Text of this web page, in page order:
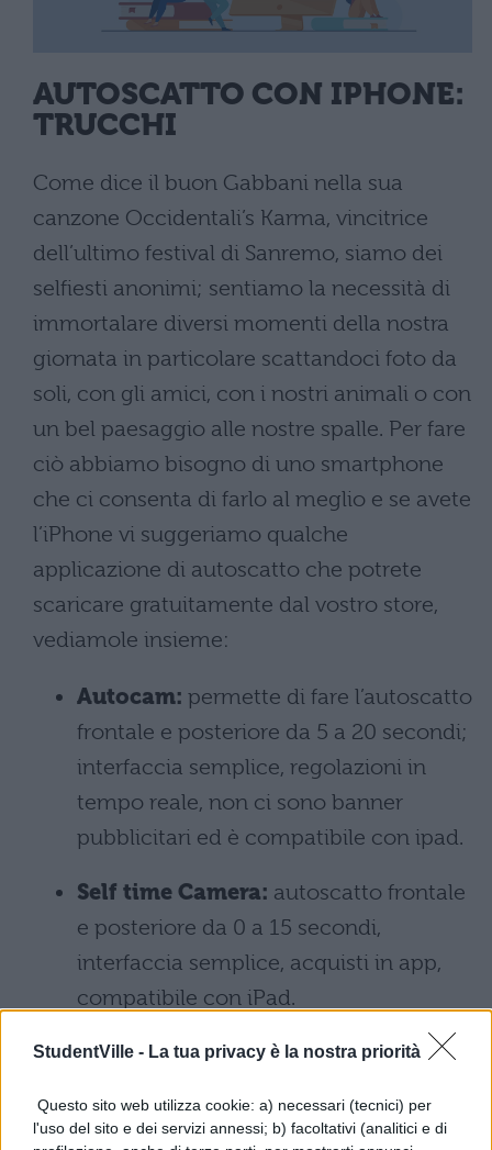
StudentVille - La tua privacy è la nostra priorità
Questo sito web utilizza cookie: a) necessari (tecnici) per
l'uso del sito e dei servizi annessi; b) facoltativi (analitici e di
AUTOSCATTO CON IPHONE:
TRUCCHI
Come dice il buon Gabbani nella sua
canzone Occidentali’s Karma, vincitrice
dell’ultimo festival di Sanremo, siamo dei
selfiesti anonimi; sentiamo la necessità di
immortalare diversi momenti della nostra
giornata in particolare scattandoci foto da
soli, con gli amici, con i nostri animali o con
un bel paesaggio alle nostre spalle. Per fare
ciò abbiamo bisogno di uno smartphone
che ci consenta di farlo al meglio e se avete
l’iPhone vi suggeriamo qualche
applicazione di autoscatto che potrete
scaricare gratuitamente dal vostro store,
vediamole insieme:
Autocam: permette di fare l’autoscatto
frontale e posteriore da 5 a 20 secondi;
interfaccia semplice, regolazioni in
tempo reale, non ci sono banner
pubblicitari ed è compatibile con ipad.
Self time Camera: autoscatto frontale
e posteriore da 0 a 15 secondi,
interfaccia semplice, acquisti in app,
compatibile con iPad.
TimerCam: autoscatto frontale e
pubblicitari, acquisti in app e